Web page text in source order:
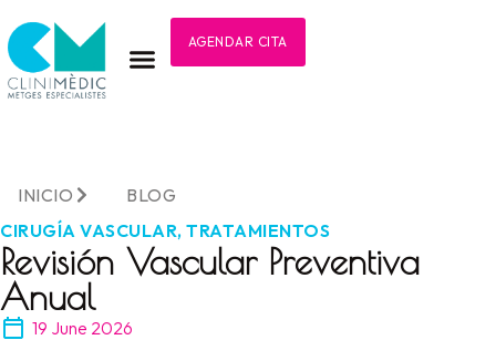
AGENDAR CITA
INICIO
BLOG
CIRUGÍA VASCULAR, TRATAMIENTOS
Revisión Vascular Preventiva
Anual
19 June 2026